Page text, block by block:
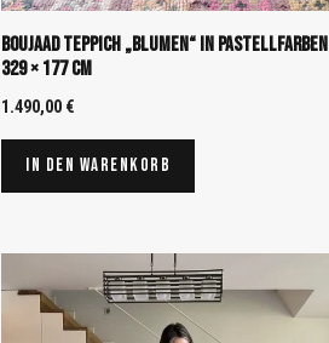
Boujaad Teppich „Blumen“ in Pastellfarben
329 × 177 cm
1.490,00 €
In den Warenkorb